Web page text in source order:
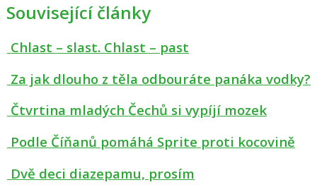
Související články
Chlast – slast. Chlast – past
Za jak dlouho z těla odbouráte panáka vodky?
Čtvrtina mladých Čechů si vypíjí mozek
Podle Číňanů pomáhá Sprite proti kocovině
Dvě deci diazepamu, prosím